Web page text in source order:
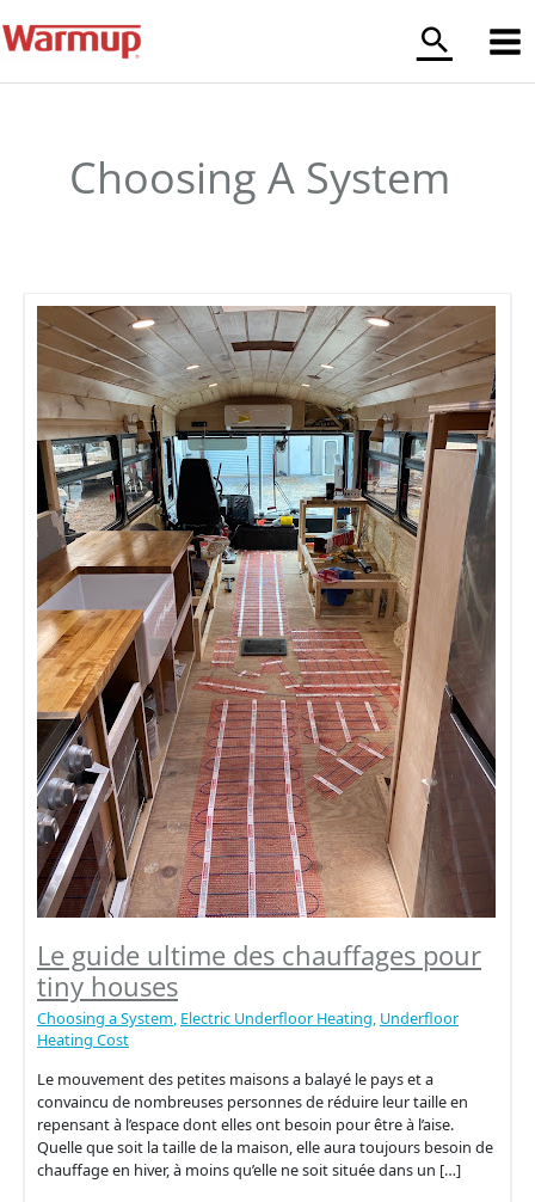
au
contenu
Choosing A System
Le guide ultime des chauffages pour
tiny houses
Choosing a System, Electric Underfloor Heating, Underfloor
Heating Cost
Le mouvement des petites maisons a balayé le pays et a
convaincu de nombreuses personnes de réduire leur taille en
repensant à l’espace dont elles ont besoin pour être à l’aise.
Quelle que soit la taille de la maison, elle aura toujours besoin de
chauffage en hiver, à moins qu’elle ne soit située dans un […]